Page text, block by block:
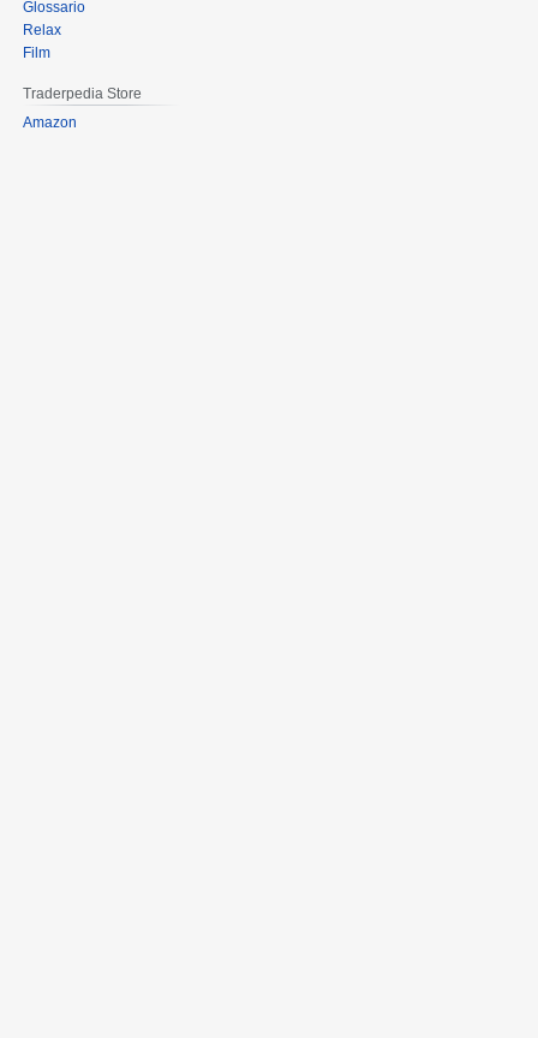
Glossario
Relax
Film
Traderpedia Store
Amazon